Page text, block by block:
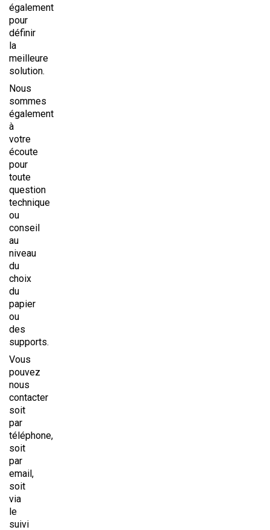
également
pour
définir
la
meilleure
solution.
Nous
sommes
également
à
votre
écoute
pour
toute
question
technique
ou
conseil
au
niveau
du
choix
du
papier
ou
des
supports.
Vous
pouvez
nous
contacter
soit
par
téléphone,
soit
par
email,
soit
via
le
suivi